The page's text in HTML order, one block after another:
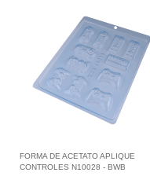
FORMA DE ACETATO APLIQUE
CONTROLES N10028 - BWB